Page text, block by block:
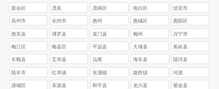
新会区 茂名 茂南区 电白区 信宜市
高州市 化州市 惠州 惠城区 惠阳区
惠东县 博罗县 龙门县 梅州 兴宁市
梅江区 梅县区 平远县 大埔县 蕉岭县
丰顺县 五华县 汕尾 海丰县 陆河县
陆丰市 红草镇 东涌镇 捷胜镇 河源
源城区 东源县 和平县 龙川县 紫金县